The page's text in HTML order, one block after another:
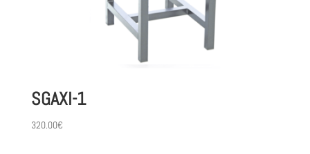
SGAXI-1
320.00€